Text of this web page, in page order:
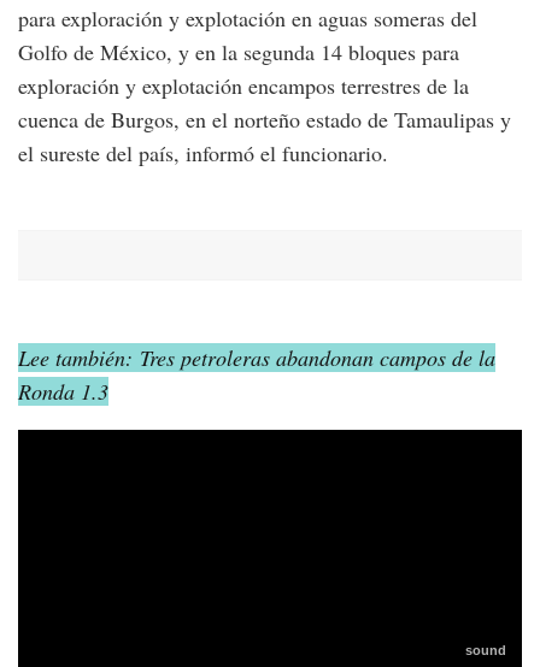
para exploración y explotación en aguas someras del
Golfo de México, y en la segunda 14 bloques para
exploración y explotación encampos terrestres de la
cuenca de Burgos, en el norteño estado de Tamaulipas y
el sureste del país, informó el funcionario.
Lee también: Tres petroleras abandonan campos de la
Ronda 1.3